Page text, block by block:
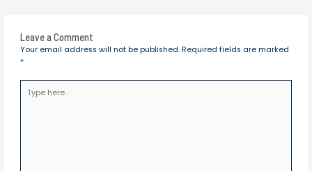
Leave a Comment
Your email address will not be published. Required fields are marked
*
here..